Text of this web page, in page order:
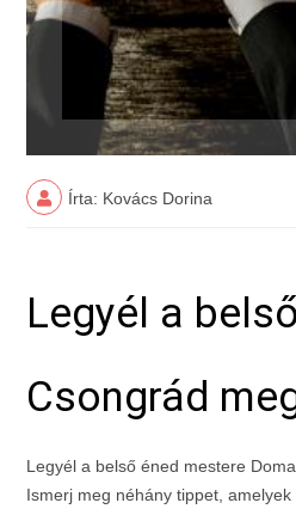
Írta: Kovács Dorina
Legyél a
Csongrád
Legyél a belső éned mestere
Ismerj meg néhány tippet,